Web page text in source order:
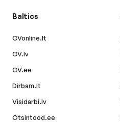
Baltics
CVonline.lt
CV.lv
CV.ee
Dirbam.lt
Visidarbi.lv
Otsintood.ee